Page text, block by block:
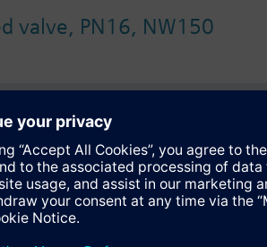
valve, PN16, NW150